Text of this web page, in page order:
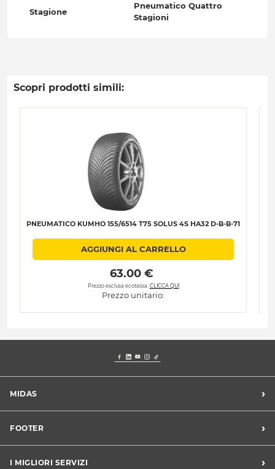
Stagione
Pneumatico Quattro
Stagioni
Scopri prodotti simili:
PNEUMATICO KUMHO 155/6514 T75 SOLUS 4S HA32 D-B-B-71
AGGIUNGI AL CARRELLO
63.00 €
Prezzo esclusa ecotassa. CLICCA QUI
Prezzo unitario:
MIDAS ›
Blog dell'automobilista
Lavora con noi
Chi siamo
FOOTER ›
Apri un centro in franchising
I MIGLIORI SERVIZI ›